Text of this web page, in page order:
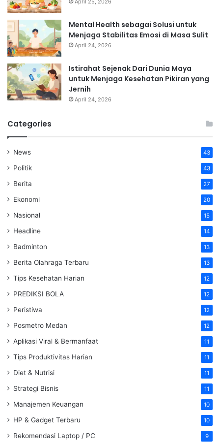
April 25, 2026
Mental Health sebagai Solusi untuk
Menjaga Stabilitas Emosi di Masa Sulit
April 24, 2026
Istirahat Sejenak Dari Dunia Maya
untuk Menjaga Kesehatan Pikiran yang
Jernih
April 24, 2026
Categories
News 43
Politik 43
Berita 27
Ekonomi 20
Nasional 15
Headline 14
Badminton 13
Berita Olahraga Terbaru 13
Tips Kesehatan Harian 12
PREDIKSI BOLA 12
Peristiwa 12
Posmetro Medan 12
Aplikasi Viral & Bermanfaat 11
Tips Produktivitas Harian 11
Diet & Nutrisi 11
Strategi Bisnis 11
Manajemen Keuangan 10
HP & Gadget Terbaru 10
Rekomendasi Laptop / PC 9